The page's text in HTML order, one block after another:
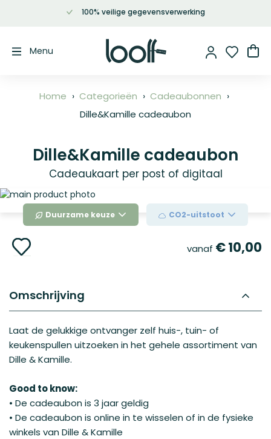
inhoud
100% veilige gegevensverwerking
Menu
Home Categorieën
Cadeaubonnen
Dille&Kamille cadeaubon
Dille&Kamille cadeaubon
Cadeaukaart per post of digitaal
Ga
van
Duurzame keuze CO2-uitstoot
naar
van
de
afbeeldingen-
gallerij
vanaf € 10,00
Omschrijving
Laat de gelukkige ontvanger zelf huis-, tuin- of
keukenspullen uitzoeken in het gehele assortiment van
Dille & Kamille.
Good to know:
• De cadeaubon is 3 jaar geldig
• De cadeaubon is online in te wisselen of in de fysieke
winkels van Dille & Kamille